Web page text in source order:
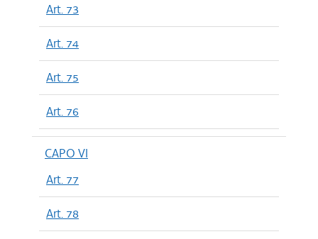
Art. 73
Art. 74
Art. 75
Art. 76
CAPO VI
Art. 77
Art. 78